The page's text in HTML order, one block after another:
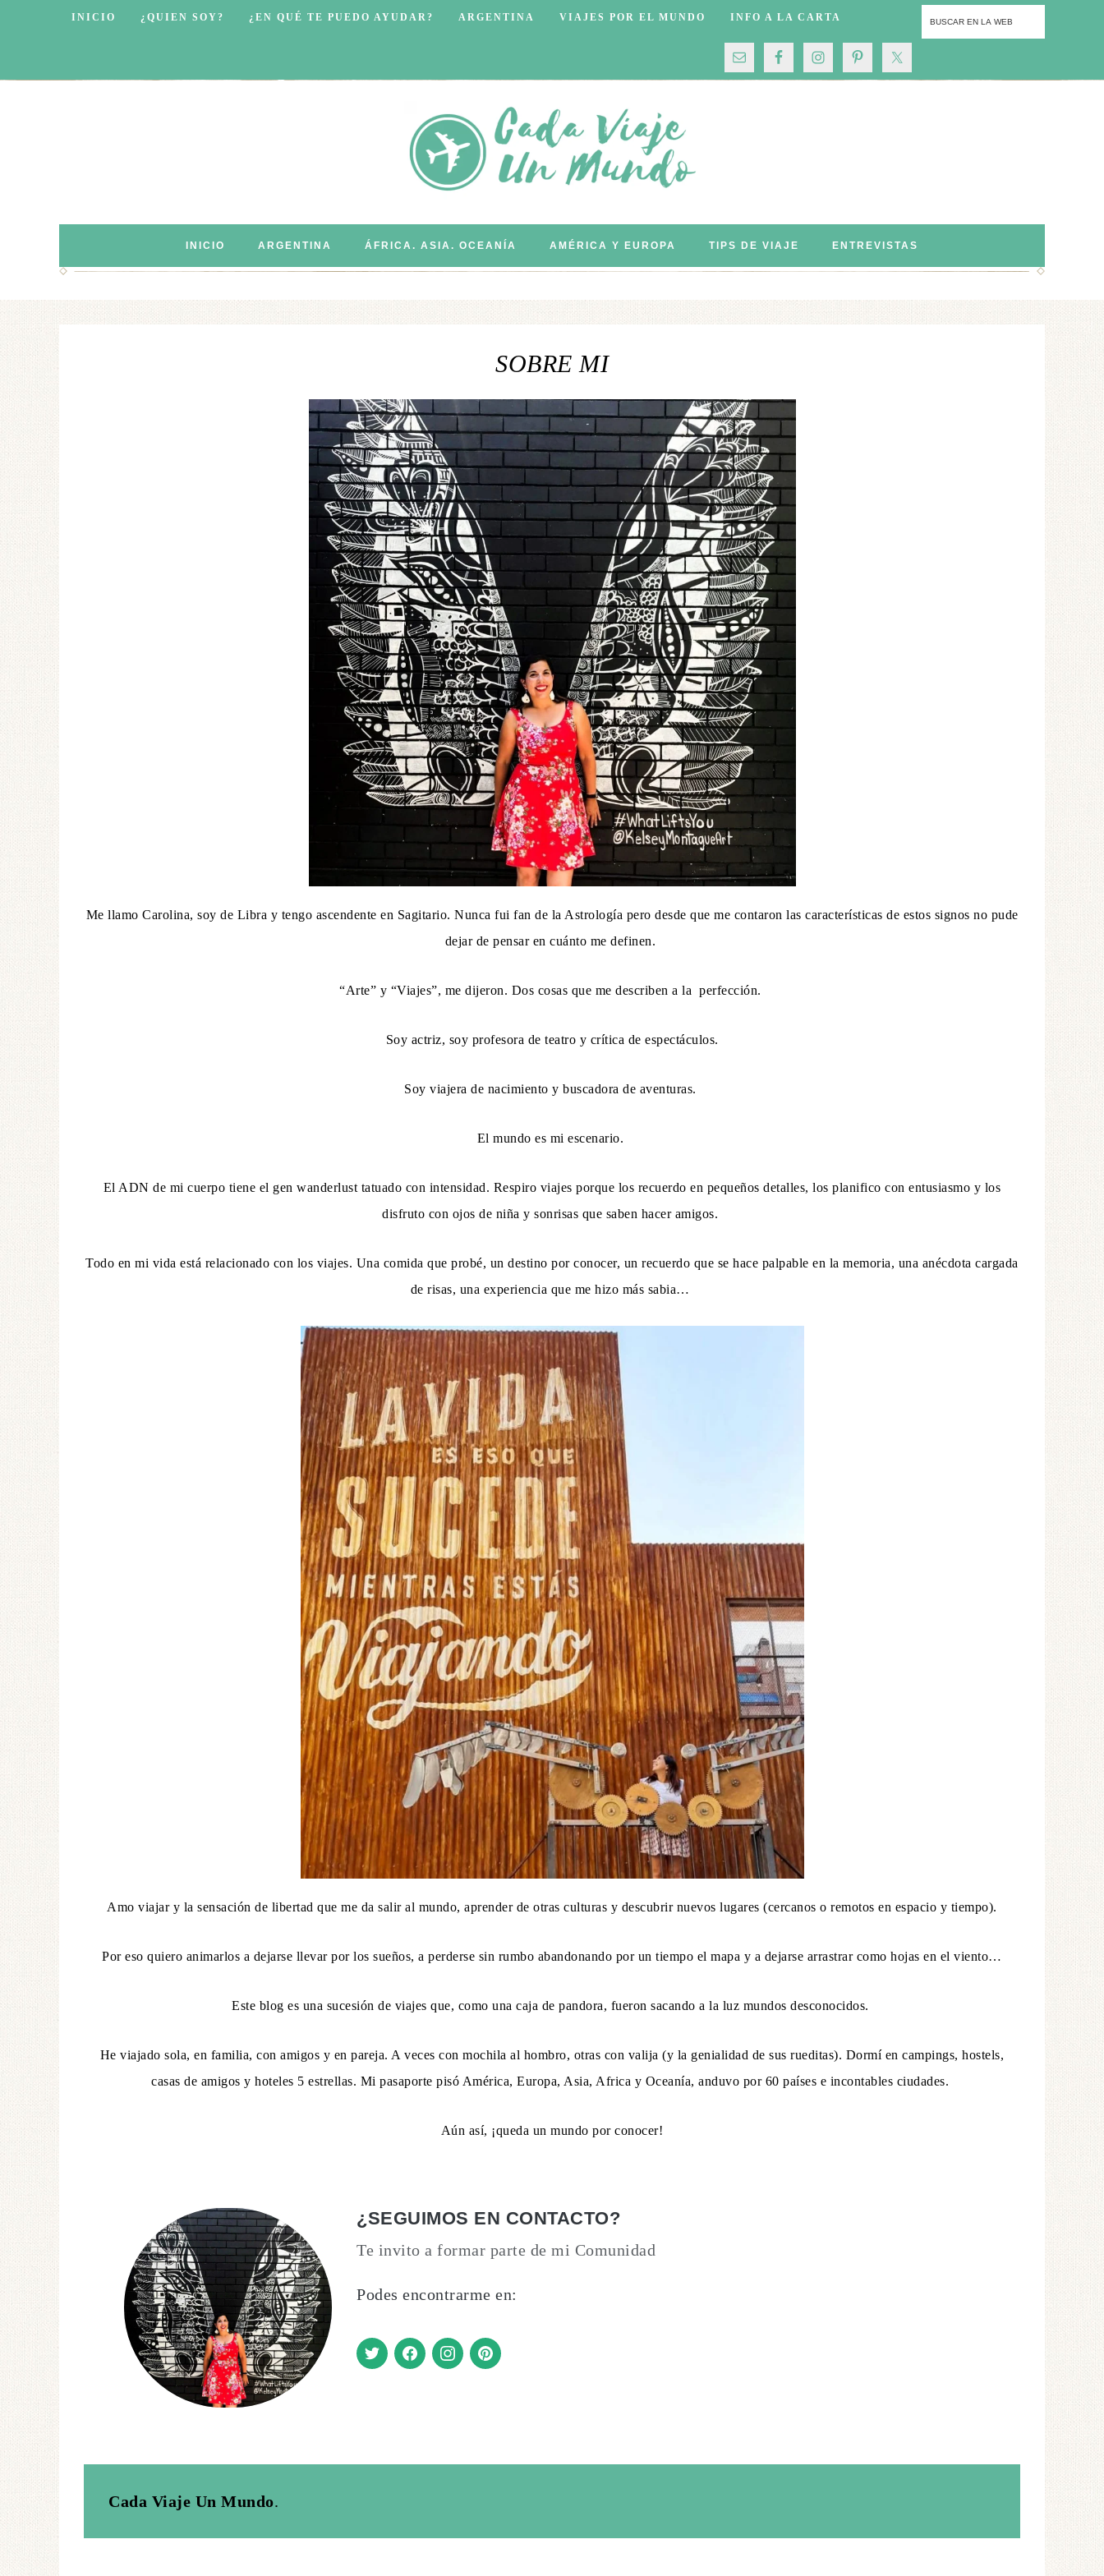
INICIO ¿QUIEN SOY? ¿EN QUÉ TE PUEDO AYUDAR? ARGENTINA VIAJES POR EL MUNDO INFO A LA CARTA
INICIO ARGENTINA ÁFRICA. ASIA. OCEANÍA AMÉRICA Y EUROPA TIPS DE VIAJE ENTREVISTAS
SOBRE MI
Me llamo Carolina, soy de Libra y tengo ascendente en Sagitario. Nunca fui fan de la Astrología pero desde que me contaron las características de estos signos no pude
dejar de pensar en cuánto me definen.
“Arte” y “Viajes”, me dijeron. Dos cosas que me describen a la perfección.
Soy actriz, soy profesora de teatro y crítica de espectáculos.
Soy viajera de nacimiento y buscadora de aventuras.
El mundo es mi escenario.
El ADN de mi cuerpo tiene el gen wanderlust tatuado con intensidad. Respiro viajes porque los recuerdo en pequeños detalles, los planifico con entusiasmo y los
disfruto con ojos de niña y sonrisas que saben hacer amigos.
Todo en mi vida está relacionado con los viajes. Una comida que probé, un destino por conocer, un recuerdo que se hace palpable en la memoria, una anécdota cargada
de risas, una experiencia que me hizo más sabia…
Amo viajar y la sensación de libertad que me da salir al mundo, aprender de otras culturas y descubrir nuevos lugares (cercanos o remotos en espacio y tiempo).
Por eso quiero animarlos a dejarse llevar por los sueños, a perderse sin rumbo abandonando por un tiempo el mapa y a dejarse arrastrar como hojas en el viento…
Este blog es una sucesión de viajes que, como una caja de pandora, fueron sacando a la luz mundos desconocidos.
He viajado sola, en familia, con amigos y en pareja. A veces con mochila al hombro, otras con valija (y la genialidad de sus rueditas). Dormí en campings, hostels,
casas de amigos y hoteles 5 estrellas. Mi pasaporte pisó América, Europa, Asia, Africa y Oceanía, anduvo por 60 países e incontables ciudades.
Aún así, ¡queda un mundo por conocer!
¿SEGUIMOS EN CONTACTO?
Te invito a formar parte de mi Comunidad
Podes encontrarme en:
Cada Viaje Un Mundo.